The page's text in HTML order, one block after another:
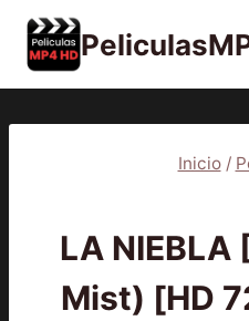
Saltar
contenido
Inicio /
LA
Mist) [HD